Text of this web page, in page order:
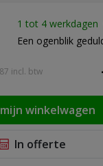
1 tot 4 werkdagen
Een ogenblik
incl. btw
winkelwagen
In offerte